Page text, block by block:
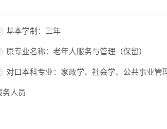
基本学制：三年
原专业名称：老年人服务与管理（保留）
对口本科专业：家政学、社会学、公共事业管
人员